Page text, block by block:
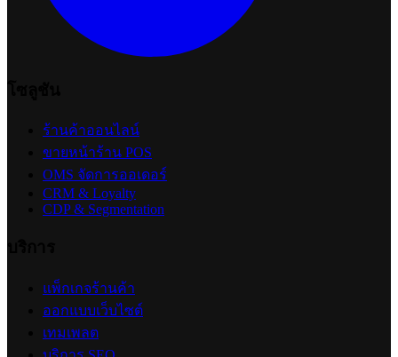
ร้านค้าออนไลน์
ขายหน้าร้าน POS
OMS จัดการออเดอร์
CRM & Loyalty
CDP & Segmentation
แพ็กเกจร้านค้า
ออกแบบเว็บไซต์
เทมเพลต